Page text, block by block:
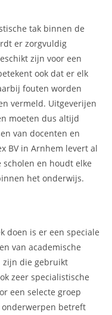
tak binnen de
er zorgvuldig
zijn voor een
ook dat er elk
fouten worden
vermeld. Uitgeverijen
moeten dus altijd
van docenten en
BV in Arnhem levert al
en houdt elke
het onderwijs.
doen is er een speciale
van academische
zijn die gebruikt
zeer specialistische
een selecte groep
betreft